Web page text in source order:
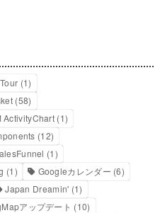
(1)
(58)
ActivityChart (1)
(12)
(1)
(1) Googleカレンダー (6)
Japan Dreamin' (1)
アップデート (10)